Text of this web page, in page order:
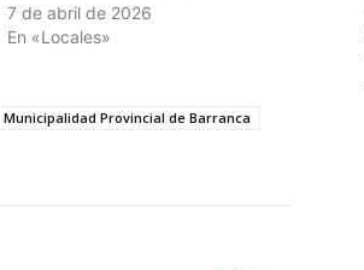
7 de abril de 2026
En «Locales»
Municipalidad Provincial de Barranca